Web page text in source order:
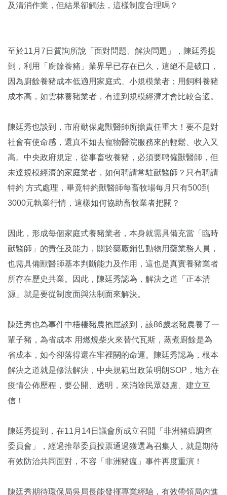
及清消作業，但結果卻觸法，這樣制度合理嗎？
至於11月7日質詢所說「面對問題、解決問題」，陳廷秀提
到，利用「廚餘養豬」業界早已存在已久，這絕不是破口，
因為廚餘養豬成本低適用家庭式、小規模業者；用飼料養豬
成本高，如雲林養豬業者，有達到規模經濟才會比較合適。
陳廷秀也談到，市府動保處獸醫師所擔責任重大！要不是對
社會有使命感，還真不如去寵物醫院服務來的輕鬆、收入又
高。中央政府規定，從事畜牧養豬，必須要聘僱獸醫師，但
未達規模經濟的家庭業者，如何聘請常駐獸醫師？只有聘請
特約 方式處理，畢竟特約獸醫師每畜牧場每月只有500到
3000元執業行情，這樣如何協助畜牧業者把關？
因此，形成每個家庭式養豬業者，本身就需具備充當「臨時
獸醫師」的責任及能力，關於藥廠銷售動物用藥業務人員，
也需具備獸醫師基本判斷能力及作用，這也是真實養豬業者
所存在歷史共業。因此，陳廷秀認為，解決之道「正本清
源」就是要從制度面與法制面來解決。
陳廷秀也為事件中梧棲豬農抱屈談到，該86歲老豬農養了一
輩子豬，為省成本 用燃燒柴火來替代瓦斯，蒸煮廚餘是為
省成本，如今卻落得還在牢裡關的命運。陳廷秀認為，根本
解決之道就是修法解決，中央規範出政策明朗SOP，地方在
疫情公佈歷程，要公開、透明，來消除民眾疑慮、建立互
信！
陳廷秀提到，在11月14日議會所成立召開「非洲豬瘟調查
委員會」，經過推舉委員投票通過獲選為召集人，就是期待
有效防治共同面對，不容「非洲豬瘟」事件再度重演！
陳廷秀期待環保局吳局長能發揮專業經驗，有效帶領局內進